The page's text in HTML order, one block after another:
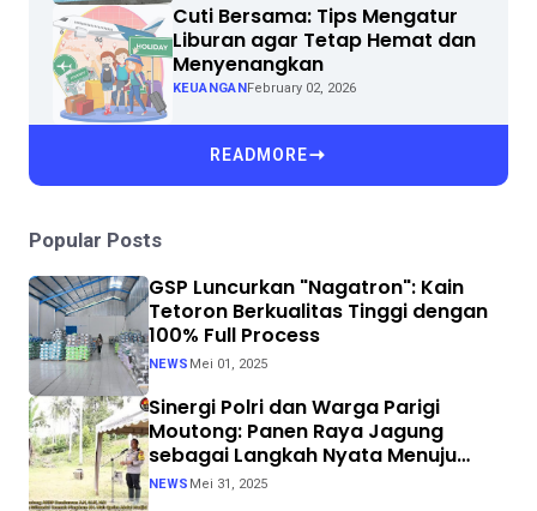
Cuti Bersama: Tips Mengatur
Liburan agar Tetap Hemat dan
Menyenangkan
KEUANGANFebruary 02, 2026
READMORE
Popular Posts
GSP Luncurkan "Nagatron": Kain
Tetoron Berkualitas Tinggi dengan
100% Full Process
NEWS Mei 01, 2025
Sinergi Polri dan Warga Parigi
Moutong: Panen Raya Jagung
sebagai Langkah Nyata Menuju
Swasembada Pangan
NEWS Mei 31, 2025